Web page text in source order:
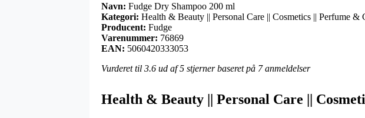
Navn: Fudge Dry Shampoo 200 ml
Kategori: Health & Beauty || Personal Care || Cosmetics || Perfume &
Producent: Fudge
Varenummer: 76869
EAN: 5060420333053
Vurderet til 3.6 ud af 5 stjerner baseret på 7anmeldelser
Health & Beauty || Personal Care ||